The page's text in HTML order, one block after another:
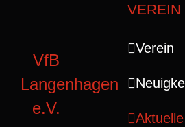
VfB
Langenhagen
e.V.
VEREIN
Verein
Aktuelle